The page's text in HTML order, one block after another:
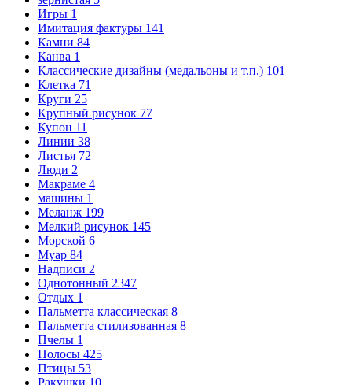
Игры 1
Имитация фактуры 141
Камни 84
Канва 1
Классические дизайны (медальоны и т.п.) 101
Клетка 71
Круги 25
Крупный рисунок 77
Купон 11
Линии 38
Листья 72
Люди 2
Макраме 4
машины 1
Меланж 199
Мелкий рисунок 145
Морской 6
Муар 84
Надписи 2
Однотонный 2347
Отдых 1
Пальметта классическая 8
Пальметта стилизованная 8
Пчелы 1
Полосы 425
Птицы 53
Ракушки 10